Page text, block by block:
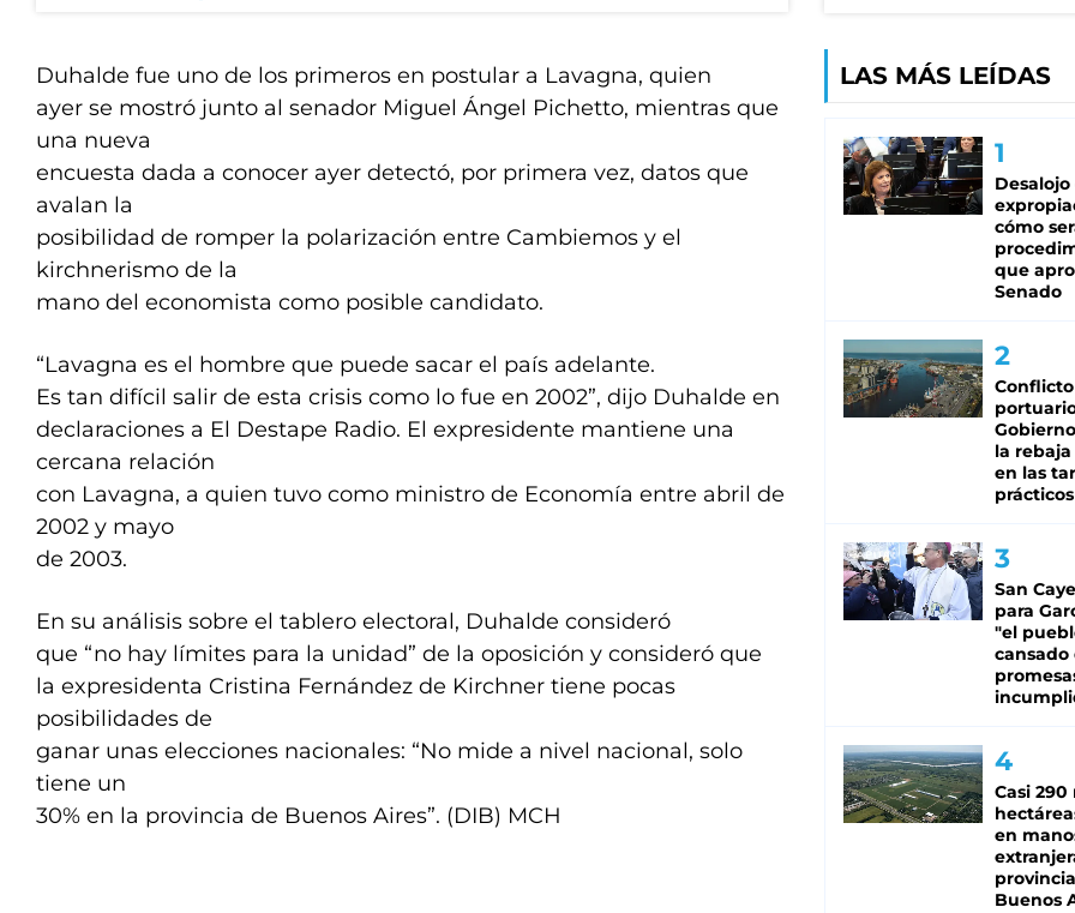
Duhalde fue uno de los primeros en postular a Lavagna, quien
ayer se mostró junto al senador Miguel Ángel Pichetto, mientras que
una nueva
encuesta dada a conocer ayer detectó, por primera vez, datos que
avalan la
posibilidad de romper la polarización entre Cambiemos y el
kirchnerismo de la
mano del economista como posible candidato.
“Lavagna es el hombre que puede sacar el país adelante.
Es tan difícil salir de esta crisis como lo fue en 2002”, dijo Duhalde en
declaraciones a El Destape Radio. El expresidente mantiene una
cercana relación
con Lavagna, a quien tuvo como ministro de Economía entre abril de
2002 y mayo
de 2003.
En su análisis sobre el tablero electoral, Duhalde consideró
que “no hay límites para la unidad” de la oposición y consideró que
la expresidenta Cristina Fernández de Kirchner tiene pocas
posibilidades de
ganar unas elecciones nacionales: “No mide a nivel nacional, solo
tiene un
30% en la provincia de Buenos Aires”. (DIB) MCH
LAS MÁS LEÍDAS
cómo
que
Senado
Conflicto
la rebaja
en las
prácticos
San
para
"el
cansado
Casi 290
en
Buenos